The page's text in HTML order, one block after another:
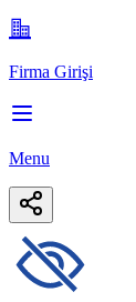
Firma Girişi
Menu